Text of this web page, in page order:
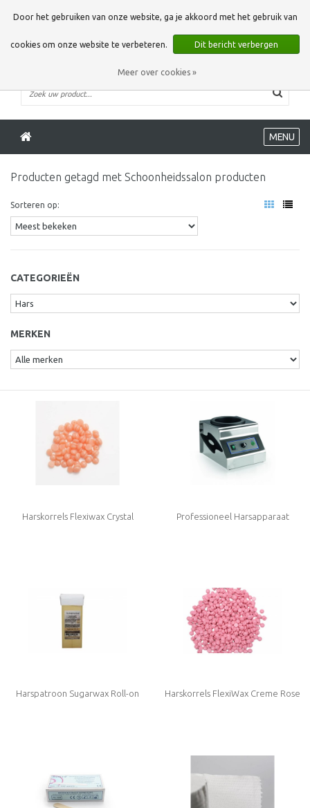
0 Artikelen
MENU
Producten getagd met Schoonheidssalon producten
Sorteren op:
CATEGORIEËN
MERKEN
Harskorrels Flexiwax Crystal Professioneel Harsapparaat
Harspatroon Sugarwax Roll-on Harskorrels FlexiWax Creme Rose
Door het gebruiken van onze website, ga je akkoord met het gebruik van
cookies om onze website te verbeteren. Dit bericht verbergen
Meer over cookies »